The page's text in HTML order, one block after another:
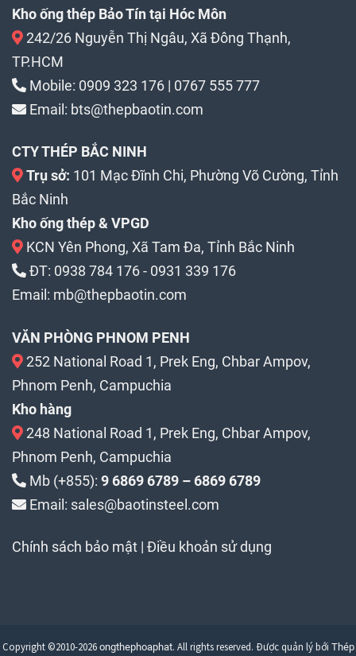
Kho ống thép Bảo Tín tại Hóc Môn
242/26 Nguyễn Thị Ngâu, Xã Đông Thạnh,
TP.HCM
Mobile: 0909 323 176 | 0767 555 777
Email: bts@thepbaotin.com
CTY THÉP BẮC NINH
Trụ sở: 101 Mạc Đĩnh Chi, Phường Võ Cường, Tỉnh
Bắc Ninh
Kho ống thép & VPGD
KCN Yên Phong, Xã Tam Đa, Tỉnh Bắc Ninh
ĐT: 0938 784 176- 0931 339 176
Email: mb@thepbaotin.com
VĂN PHÒNG PHNOM PENH
252 National Road 1, Prek Eng, Chbar Ampov,
Phnom Penh, Campuchia
Kho hàng
248 National Road 1, Prek Eng, Chbar Ampov,
Phnom Penh, Campuchia
Mb (+855): 9 6869 6789 – 6869 6789
Email: sales@baotinsteel.com
Chính sách bảo mật | Điều khoản sử dụng
Copyright ©2010-2026 ongthephoaphat. All rights reserved. Được quản lý bới Thép